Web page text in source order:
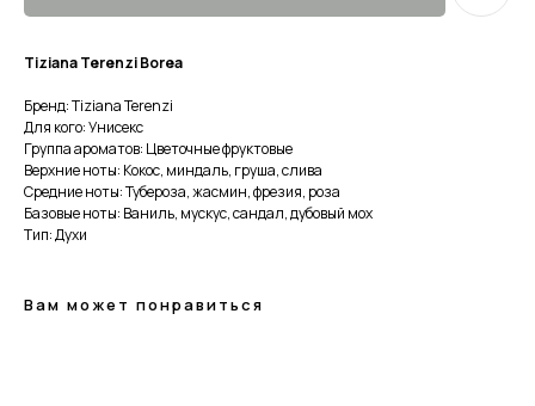
Tiziana Terenzi Borea
Бренд: Tiziana Terenzi
Для кого: Унисекс
Группа ароматов: Цветочные фруктовые
Верхние ноты: Кокос, миндаль, груша, слива
Средние ноты: Тубероза, жасмин, фрезия, роза
Базовые ноты: Ваниль, мускус, сандал, дубовый мох
Тип: Духи
Вам может понравиться